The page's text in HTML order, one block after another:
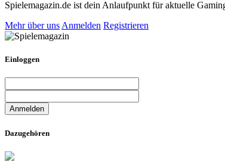
Spielemagazin.de ist dein Anlaufpunkt für aktuelle
Mehr über uns Anmelden Registrieren
Einloggen
Dazugehören